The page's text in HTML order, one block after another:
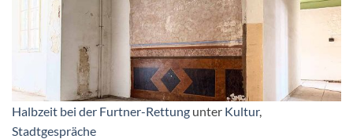
Halbzeit bei der Furtner-Rettung unter Kultur,
Stadtgespräche